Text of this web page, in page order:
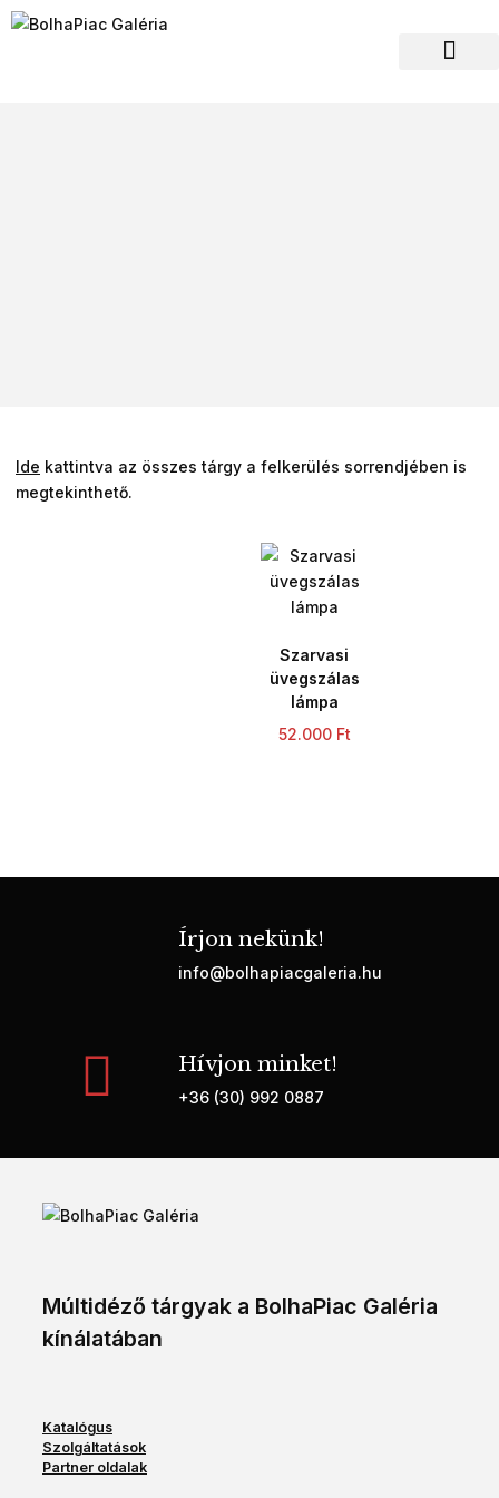
Ide kattintva az összes tárgy a felkerülés sorrendjében is
megtekinthető.
Szarvasi
üvegszálas
lámpa
52.000 Ft
Írjon nekünk!
info@bolhapiacgaleria.hu
Hívjon minket!
+36 (30) 992 0887
Múltidéző tárgyak a BolhaPiac Galéria
kínálatában
Katalógus
Szolgáltatások
Partner oldalak